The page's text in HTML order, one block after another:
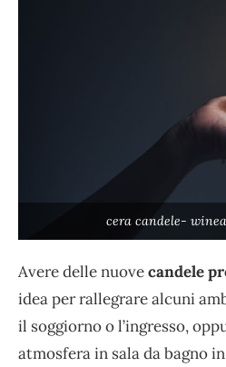
cera candele-
Avere delle nuovecandele
idea per rallegrare alcuni
il soggiorno o l’ingresso,
atmosfera in sala da bagno